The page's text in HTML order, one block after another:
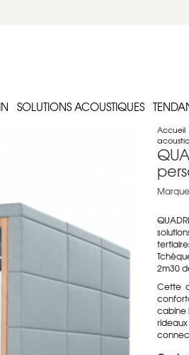
SOLUTIONS ACOUSTIQUES
Accueil
2m30
Cette
cabine